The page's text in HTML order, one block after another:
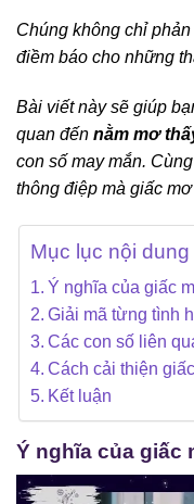
Chúng không chỉ
điềm báo cho những
Bài viết này sẽ giúp
quan đến nằm mơ
con số may mắn.
thông điệp mà giấc
Mục lục nội dung
Ý nghĩa của giấc
Giải mã từng tình
Các con số liên
Cách cải thiện
Kết luận
Ý nghĩa của giấc